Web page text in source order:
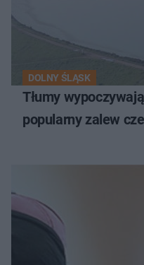
DOLNY ŚLĄSK
Tłumy
popularny zalew